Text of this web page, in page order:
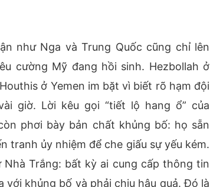
như Nga và Trung Quốc cũng chỉ lên
cường Mỹ đang hồi sinh. Hezbollah ở
ở Yemen im bặt vì biết rõ hạm đội
giờ. Lời kêu gọi “tiết lộ hang ổ” của
phơi bày bản chất khủng bố: họ sẵn
tranh ủy nhiệm để che giấu sự yếu kém.
Trắng: bất kỳ ai cung cấp thông tin
khủng bố và phải chịu hậu quả. Đó là